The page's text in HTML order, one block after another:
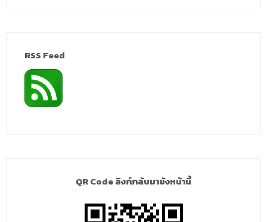
RSS Feed
QR Code ลิงก์กลับมายังหน้านี้